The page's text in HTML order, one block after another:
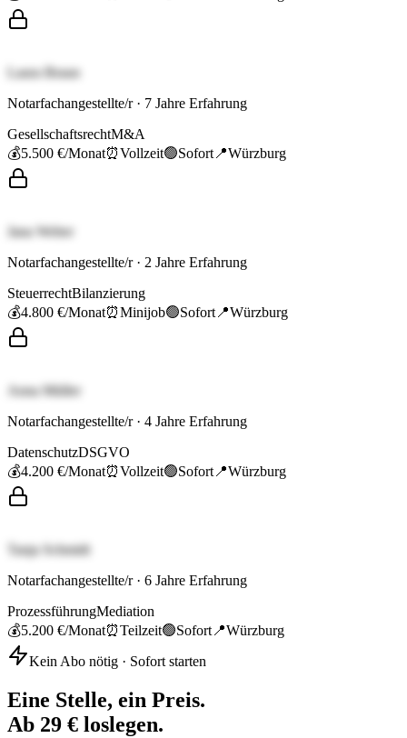
Laura Braun
Notarfachangestellte/r· 7 Jahre Erfahrung
GesellschaftsrechtM&A
💰5.500 €/Monat⏰Vollzeit🟢Sofort 📍Würzburg
Jana Weber
Notarfachangestellte/r· 2 Jahre Erfahrung
SteuerrechtBilanzierung
💰4.800 €/Monat⏰Minijob🟢Sofort 📍Würzburg
Anna Müller
Notarfachangestellte/r· 4 Jahre Erfahrung
DatenschutzDSGVO
💰4.200 €/Monat⏰Vollzeit🟢Sofort 📍Würzburg
Tanja Schmidt
Notarfachangestellte/r· 6 Jahre Erfahrung
ProzessführungMediation
💰5.200 €/Monat⏰Teilzeit🟢Sofort 📍Würzburg
Kein Abo nötig · Sofort starten
Eine Stelle, ein Preis.
Ab 29 € loslegen.